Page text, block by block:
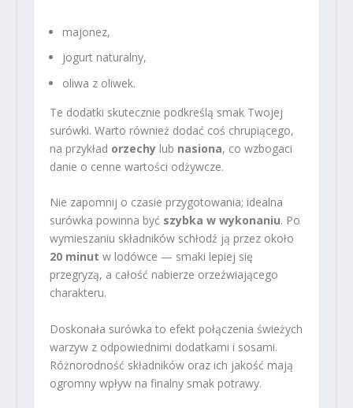
majonez,
jogurt naturalny,
oliwa z oliwek.
Te dodatki skutecznie podkreślą smak Twojej
surówki. Warto również dodać coś chrupiącego,
na przykład orzechylub nasiona, co wzbogaci
danie o cenne wartości odżywcze.
Nie zapomnij o czasie przygotowania; idealna
surówka powinna być szybka w wykonaniu. Po
wymieszaniu składników schłodź ją przez około
20 minut w lodówce — smaki lepiej się
przegryzą, a całość nabierze orzeźwiającego
charakteru.
Doskonała surówka to efekt połączenia świeżych
warzyw z odpowiednimi dodatkami i sosami.
Różnorodność składników oraz ich jakość mają
ogromny wpływ na finalny smak potrawy.